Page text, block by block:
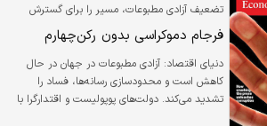
تضعیف آزادی مطبوعات، مسیر را برای گسترش
فساد هموار می‌کند؛
فرجام دموکراسی بدون رکن‌چهارم
دنیای‌ اقتصاد: آزادی مطبوعات در جهان در حال
کاهش است و محدودسازی رسانه‌ها، فساد را
تشدید می‌کند. دولت‌های پوپولیست و اقتدارگرا با